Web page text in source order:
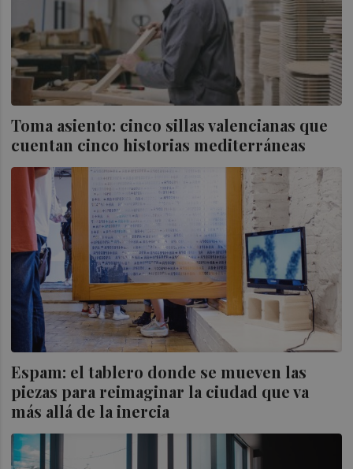
Toma asiento: cinco sillas valencianas que
cuentan cinco historias mediterráneas
Espam: el tablero donde se mueven las
piezas para reimaginar la ciudad que va
más allá de la inercia